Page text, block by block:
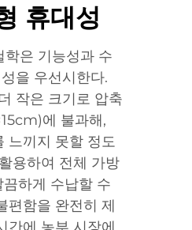
휴대성
은 기능성과 수
을 우선시한다.
작은 크기로 압축
에 불과해,
느끼지 못할 정도
용하여 전체 가방
하게 수납할 수
편함을 완전히 제